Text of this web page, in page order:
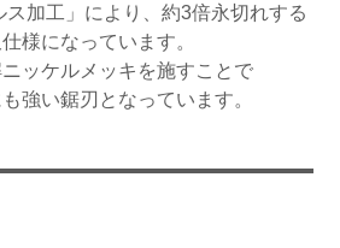
ス加工」により、約3倍永切れする
様になっています。
ッケルメッキを施すことで
強い鋸刃となっています。